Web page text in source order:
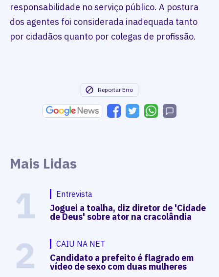
responsabilidade no serviço público. A postura
dos agentes foi considerada inadequada tanto
por cidadãos quanto por colegas de profissão.
Reportar Erro
Mais Lidas
1 Entrevista
Joguei a toalha, diz diretor de 'Cidade
de Deus' sobre ator na cracolândia
2 CAIU NA NET
Candidato a prefeito é flagrado em
vídeo de sexo com duas mulheres